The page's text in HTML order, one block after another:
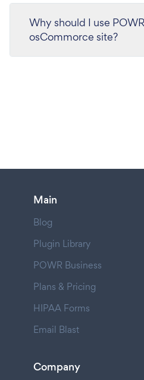
Why should I use
osCommorce site?
Main
Blog
Plugin Library
POWR Business
Plans & Pricing
HIPAA Forms
Email Blast
Company